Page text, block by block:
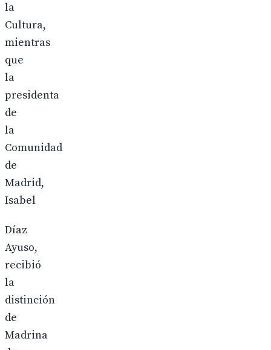
la
Cultura,
mientras
que
la
presidenta
de
la
Comunidad
de
Madrid,
Isabel
Díaz
Ayuso,
recibió
la
distinción
de
Madrina